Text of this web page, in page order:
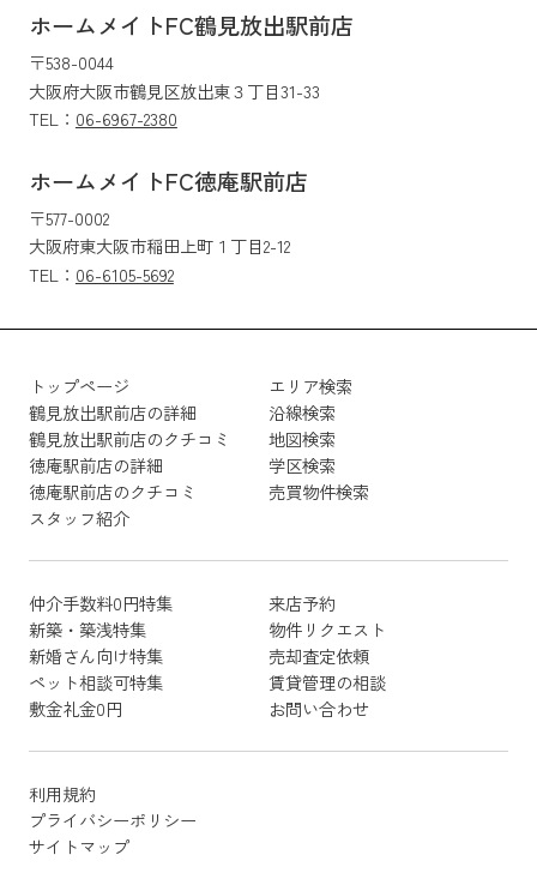
ホームメイトFC鶴見放出駅前店
〒538-0044
大阪府大阪市鶴見区放出東３丁目31-33
TEL： 06-6967-2380
ホームメイトFC徳庵駅前店
〒577-0002
大阪府東大阪市稲田上町１丁目2-12
TEL： 06-6105-5692
トップページ
エリア検索
鶴見放出駅前店の詳細
沿線検索
鶴見放出駅前店のクチコミ
地図検索
徳庵駅前店の詳細
学区検索
徳庵駅前店のクチコミ
売買物件検索
スタッフ紹介
仲介手数料0円特集
来店予約
新築・築浅特集
物件リクエスト
新婚さん向け特集
売却査定依頼
ペット相談可特集
賃貸管理の相談
敷金礼金0円
お問い合わせ
利用規約
プライバシーポリシー
サイトマップ